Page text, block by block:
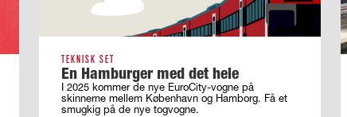
TEKNISK SET
En Hamburger med det hele
I 2025 kommer de nye EuroCity-vogne på
skinnerne mellem København og Hamborg. Få et
smugkig på de nye togvogne.